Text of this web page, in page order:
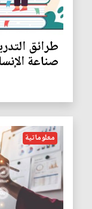
طرائق
صناعة
معلوماتية